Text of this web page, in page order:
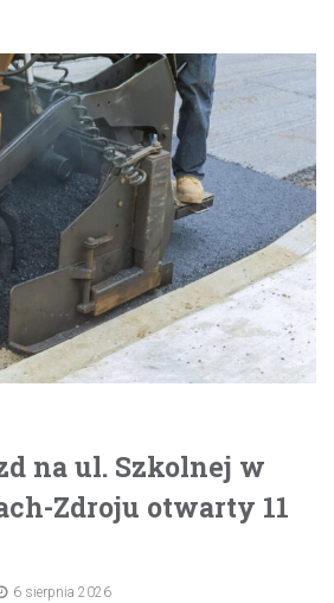
na ul. Szkolnej w
Zdroju otwarty 11
6 sierpnia 2026